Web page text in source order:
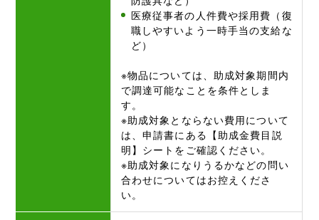
医療従事者の人件費や採用費（復
職しやすいよう一時手当の支給な
ど）
※物品については、助成対象期間内
で調達可能なことを条件としま
す。
※助成対象とならない費用について
は、申請書にある【助成金費目説
明】シートをご確認ください。
※助成対象になりうるかなどの問い
合わせについてはお控えくださ
い。